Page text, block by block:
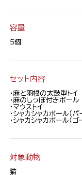
容量
5個
セット内容
・麻と羽根の太鼓型トイ
・麻のしっぽ付きボール
・マウストイ
・シャカシャカボール（パ
・シャカシャカボール（ゴ
対象動物
猫